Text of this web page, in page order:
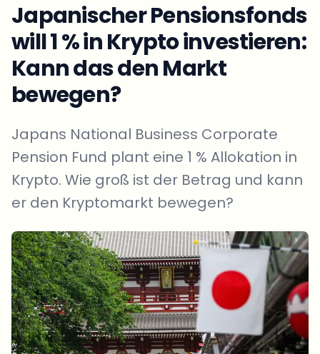
Japanischer Pensionsfonds
will 1 % in Krypto investieren:
Kann das den Markt
bewegen?
Japans National Business Corporate
Pension Fund plant eine 1 % Allokation in
Krypto. Wie groß ist der Betrag und kann
er den Kryptomarkt bewegen?